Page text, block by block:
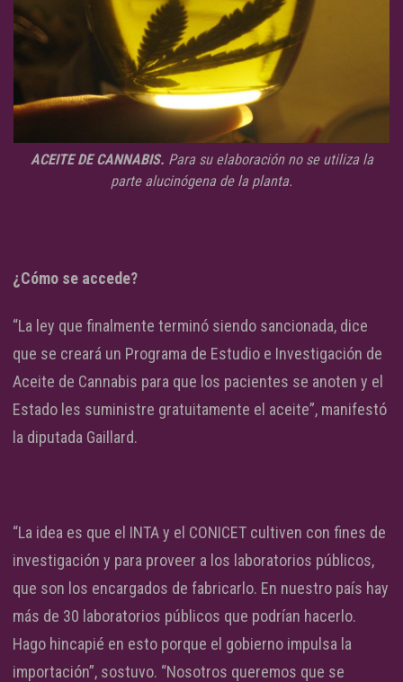
ACEITE DE CANNABIS. Para su elaboración no se utiliza la
parte alucinógena de la planta.
¿Cómo se accede?
“La ley que finalmente terminó siendo sancionada, dice
que se creará un Programa de Estudio e Investigación de
Aceite de Cannabis para que los pacientes se anoten y el
Estado les suministre gratuitamente el aceite”, manifestó
la diputada Gaillard.
“La idea es que el INTA y el CONICET cultiven con fines de
investigación y para proveer a los laboratorios públicos,
que son los encargados de fabricarlo. En nuestro país hay
más de 30 laboratorios públicos que podrían hacerlo.
Hago hincapié en esto porque el gobierno impulsa la
importación”, sostuvo. “Nosotros queremos que se